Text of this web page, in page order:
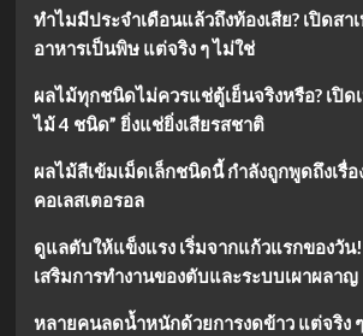
ทำไมมีประจำเดือนแล้วถึงท้องเสีย? เปิดส
อาหารเป็นพิษ แต่จริง ๆ ไม่ใช่
ผลไม้ทุกชนิดไม่ควรแช่ตู้เย็นจริงหรือ? เปิด
ไม้ 4 ชนิด” ยิ่งแช่ยิ่งเสียรสชาติ
ผลไม้สีเข้มเม็ดเล็กชนิดนี้ กำลังถูกพูดถึงเรื่
คอเลสเตอรอล
ดูแลตับให้แข็งแรง เริ่มจากแก้วแรกของวัน
เสริมการทำงานของตับและระบบเผาผลาญ
หลายคนลดน้ำหนักด้วยการงดข้าว แต่จริง